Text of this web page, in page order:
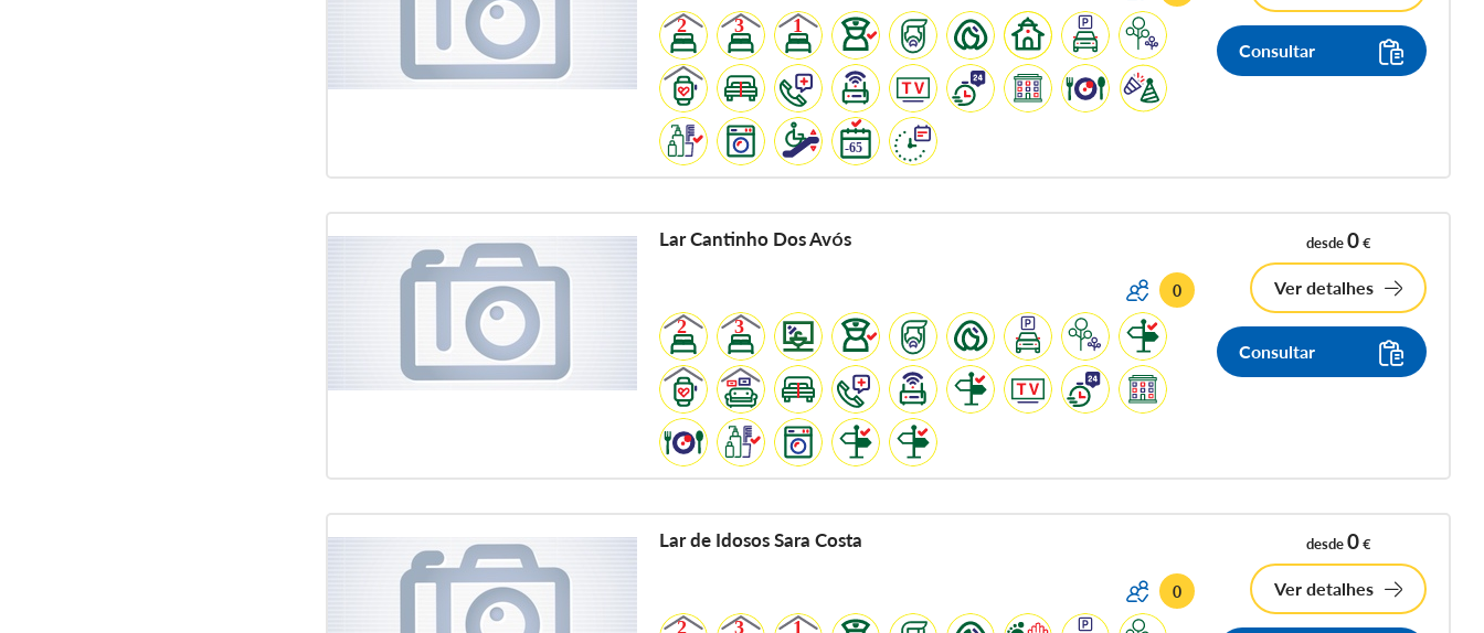
Consultar
Lar Cantinho Dos Avós
0
desde0€
Ver detalhes
Consultar
Lar de Idosos Sara Costa
0
desde0€
Ver detalhes